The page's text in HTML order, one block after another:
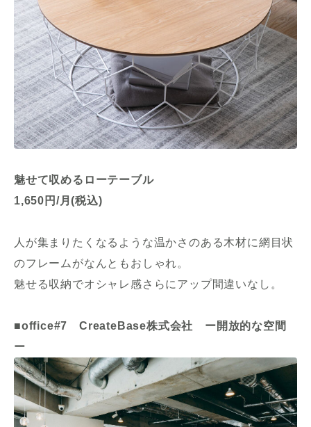
魅せて収めるローテーブル
1,650円/月(税込)
人が集まりたくなるような温かさのある木材に網目状
のフレームがなんともおしゃれ。
魅せる収納でオシャレ感さらにアップ間違いなし。
■office#7 CreateBase株式会社 ー開放的な空間
ー